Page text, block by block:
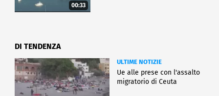
00:33
DI TENDENZA
ULTIME NOTIZIE
Ue alle prese con l'assalto
migratorio di Ceuta